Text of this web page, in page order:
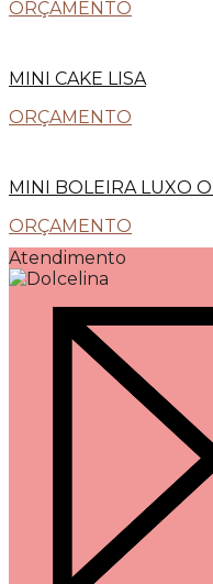
ORÇAMENTO
MINI CAKE LISA
ORÇAMENTO
MINI BOLEIRA LUXO
ORÇAMENTO
Atendimento